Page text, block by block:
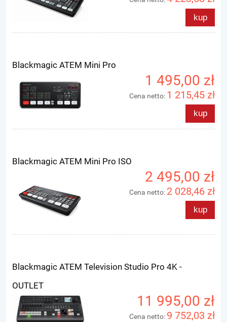
kup
Blackmagic ATEM Mini Pro
1 495,00 zł
Cena netto: 1 215,45 zł
kup
Blackmagic ATEM Mini Pro ISO
2 495,00 zł
Cena netto: 2 028,46 zł
kup
Blackmagic ATEM Television Studio Pro 4K -
OUTLET
11 995,00 zł
Cena netto: 9 752,03 zł